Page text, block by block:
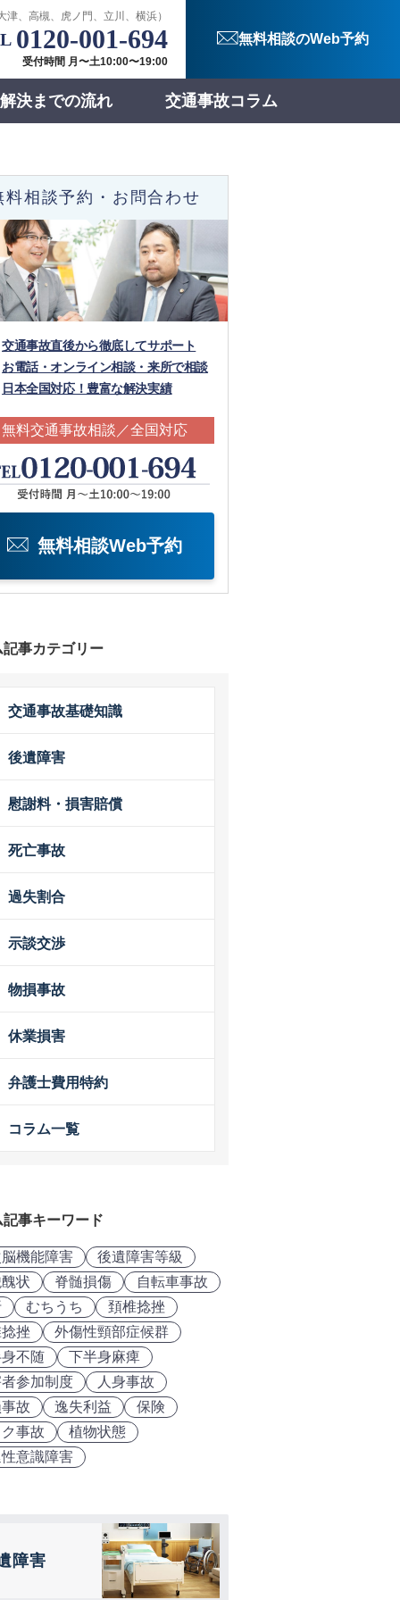
津、高槻、虎ノ門、立川、横浜）
0120-001-694
受付時間 月〜土10:00〜19:00
無料相談のWeb予約
解決までの流れ 交通事故コラム
料相談予約・お問合わせ
交通事故直後から徹底してサポート
お電話・オンライン相談・来所で相談
日本全国対応！豊富な解決実績
無料交通事故相談／全国対応
無料相談Web予約
記事カテゴリー
交通事故基礎知識
後遺障害
慰謝料・損害賠償
死亡事故
過失割合
示談交渉
物損事故
休業損害
弁護士費用特約
コラム一覧
記事キーワード
機能障害
後遺障害等級
状
脊髄損傷
自転車事故
むちうち
頚椎捻挫
挫
外傷性頸部症候群
不随
下半身麻痺
参加制度
人身事故
故
逸失利益
保険
事故
植物状態
意識障害
障害